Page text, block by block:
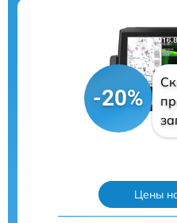
-20%
Цены